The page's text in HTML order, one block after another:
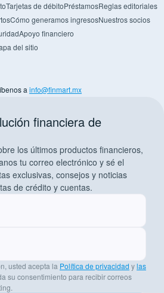
Tarjetas de débitoPréstamosReglas editoriales
Cómo generamos ingresosNuestros socios
Apoyo financiero
del sitio
a info@finmart.mx
financiera de
los últimos productos financieros,
tu correo electrónico y sé el
exclusivas, consejos y noticias
de crédito y cuentas.
usted acepta la Política de privacidad ylas
su consentimiento para recibir correos